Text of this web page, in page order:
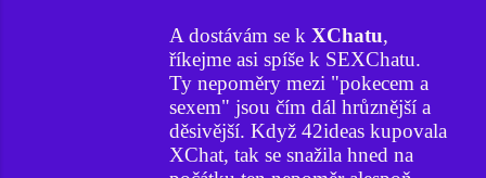
A dostávám se k XChatu,
říkejme asi spíše k SEXChatu.
Ty nepoměry mezi "pokecem a
sexem" jsou čím dál hrůznější a
děsivější. Když 42ideas kupovala
XChat, tak se snažila hned na